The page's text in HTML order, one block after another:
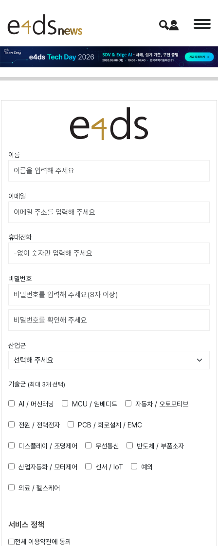
이름
이메일
휴대전화
비밀번호
비밀번호확인
산업군
기술군 (최대 3개 선택)
AI / 머신러닝 MCU / 임베디드 자동차 / 오토모티브
전원 / 전력전자 PCB / 회로설계 / EMC
디스플레이 / 조명제어 무선통신 반도체 / 부품소자
산업자동화 / 모터제어 센서 / IoT 예외
의료 / 헬스케어
서비스 정책
전체 이용약관에 동의